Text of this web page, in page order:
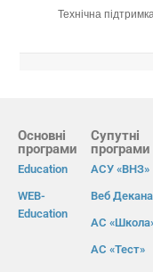
Технічна підтримка
Основні
програми
Education
WEB-
Education
Супутні
програми
АСУ «ВНЗ»
Веб
АС
АС «Тест»